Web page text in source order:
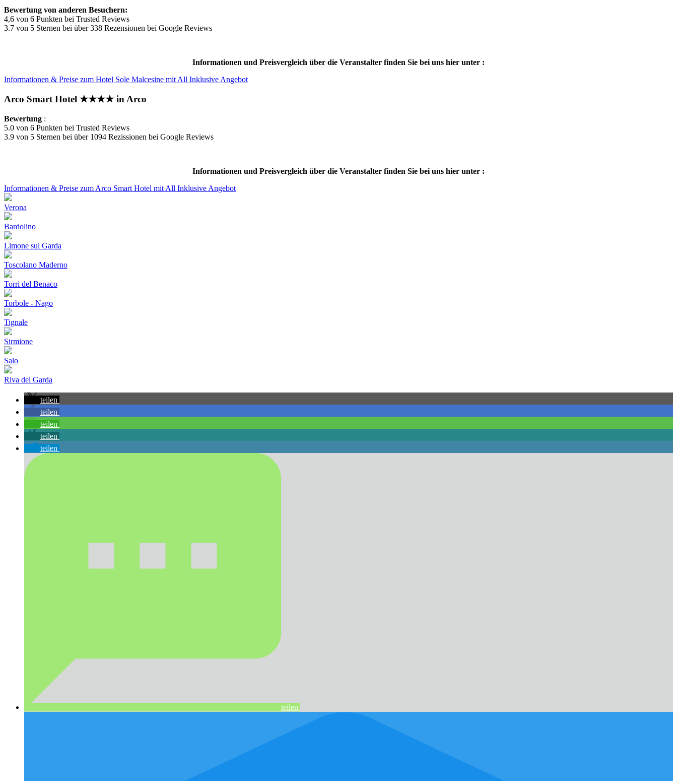
Bewertung von anderen Besuchern:
4,6 von 6 Punkten bei Trusted Reviews
3.7 von 5 Sternen bei über 338 Rezensionen bei Google Reviews
Informationen und Preisvergleich über die Veranstalter finden Sie bei uns hier unter :
Informationen & Preise zum Hotel Sole Malcesine mit All Inklusive Angebot
Arco Smart Hotel ★★★★ in Arco
Bewertung :
5.0 von 6 Punkten bei Trusted Reviews
3.9 von 5 Sternen bei über 1094 Rezissionen bei Google Reviews
Informationen und Preisvergleich über die Veranstalter finden Sie bei uns hier unter :
Informationen & Preise zum Arco Smart Hotel mit All Inklusive Angebot
Verona
Bardolino
Limone sul Garda
Toscolano Maderno
Torri del Benaco
Torbole - Nago
Tignale
Sirmione
Salo
Riva del Garda
teilen
teilen
teilen
teilen
teilen
teilen